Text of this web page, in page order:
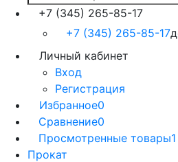
+7 (345) 265-85-17
+7 (345) 265-85-17
Личный кабинет
Вход
Регистрация
Избранное0
Сравнение0
Просмотренные товары1
Прокат